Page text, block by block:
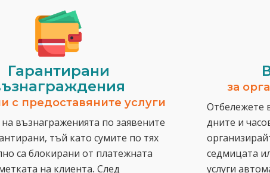
Гарантирани
с предоставяните услуги
възнаграженията по заявените
тъй като сумите по тях
са блокирани от платежната
на клиента. След
за
Отбележете
дните и
седмицата
услуги